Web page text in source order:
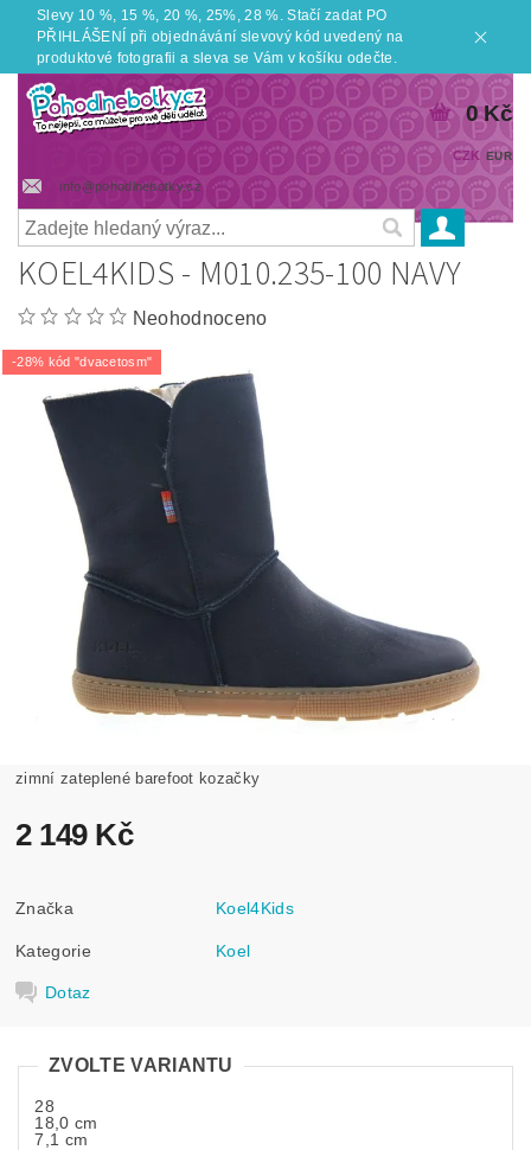
Slevy 10 %, 15 %, 20 %, 25%, 28 %. Stačí zadat PO
PŘIHLÁŠENÍ při objednávání slevový kód uvedený na
produktové fotografii a sleva se Vám v košíku odečte.
info@pohodlnebotky.cz
CZK EUR
0 Kč
KOEL4KIDS - M010.235-100 NAVY
Neohodnoceno
-28% kód "dvacetosm"
zimní zateplené barefoot kozačky
2 149 Kč
Značka Koel4Kids
Kategorie Koel
Dotaz
ZVOLTE VARIANTU
28
18,0 cm
7,1 cm